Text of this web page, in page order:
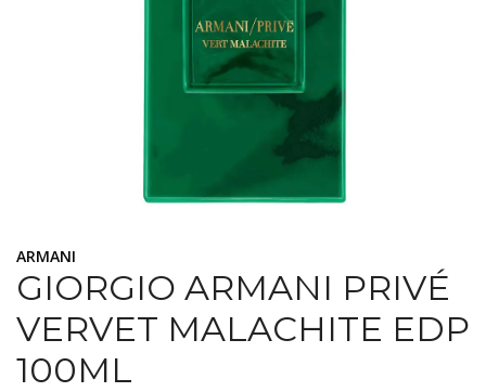
ARMANI
GIORGIO ARMANI PRIVÉ
VERVET MALACHITE EDP
100ML